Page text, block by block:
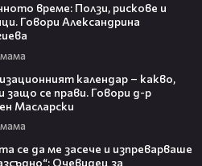
време: Ползи, рискове и
Говори Александрина
календар – какво,
защо се прави. Говори д-р
Масларски
се да ме засече и изпреварваше
Очевидец за